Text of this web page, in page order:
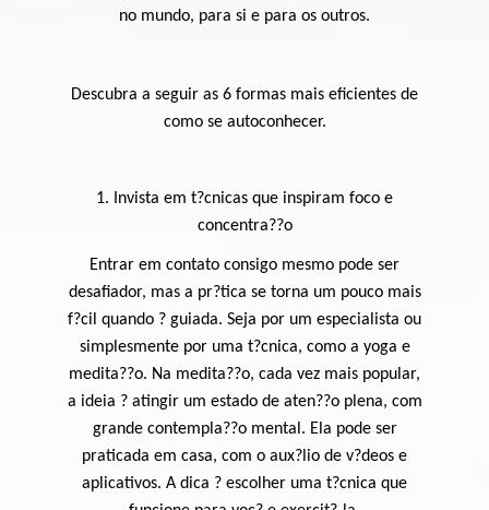
no mundo, para si e para os outros.
Descubra a seguir as 6 formas mais eficientes de
como se autoconhecer.
1. Invista em t?cnicas que inspiram foco e
concentra??o
Entrar em contato consigo mesmo pode ser
desafiador, mas a pr?tica se torna um pouco mais
f?cil quando ? guiada. Seja por um especialista ou
simplesmente por uma t?cnica, como a yoga e
medita??o. Na medita??o, cada vez mais popular,
a ideia ? atingir um estado de aten??o plena, com
grande contempla??o mental. Ela pode ser
praticada em casa, com o aux?lio de v?deos e
aplicativos. A dica ? escolher uma t?cnica que